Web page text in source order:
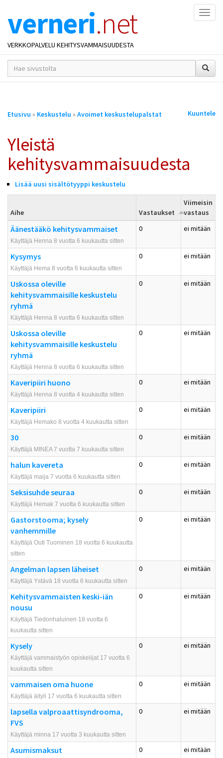
verneri.net
VERKKOPALVELU KEHITYSVAMMAISUUDESTA
hakusana(t)
*
Olet
Etusivu » Keskustelu » Avoimet keskustelupalstat Kuuntele
Yleistä
kehitysvammaisuudesta
Lisää uusi sisältötyyppi keskustelu
Aihe Vastaukset
Viimeisin
vastaus
Äänestääkö kehitysvammaiset
Käyttäjä Henna 8 vuotta 6 kuukautta sitten
0 ei mitään
Kysymys
Käyttäjä Hema 8 vuotta 6 kuukautta sitten
0 ei mitään
Uskossa oleville
kehitysvammaisille keskustelu
ryhmä
Käyttäjä Henna 8 vuotta 6 kuukautta sitten
0 ei mitään
Uskossa oleville
kehitysvammaisille keskustelu
ryhmä
Käyttäjä Henna 8 vuotta 6 kuukautta sitten
0 ei mitään
Kaveripiiri huono
Käyttäjä Henna 8 vuotta 4 kuukautta sitten
0 ei mitään
Kaveripiiri
Käyttäjä Hemako 8 vuotta 4 kuukautta sitten
0 ei mitään
30
Käyttäjä MINEA 7 vuotta 7 kuukautta sitten
0 ei mitään
halun kavereta
Käyttäjä maija 7 vuotta 6 kuukautta sitten
0 ei mitään
Seksisuhde seuraa
Käyttäjä Hemak 7 vuotta 6 kuukautta sitten
0 ei mitään
Gastorstooma; kysely
vanhemmille
Käyttäjä Outi Tuominen 18 vuotta 6 kuukautta
sitten
0 ei mitään
Angelman lapsen läheiset
Käyttäjä Ystävä 18 vuotta 6 kuukautta sitten
0 ei mitään
Kehitysvammaisten keski-iän
nousu
Käyttäjä Tiedonhaluinen 18 vuotta 6
kuukautta sitten
0 ei mitään
Kysely
Käyttäjä vammaistyön opiskelijat 17 vuotta 6
kuukautta sitten
0 ei mitään
vammaisen oma huone
Käyttäjä äityli 17 vuotta 6 kuukautta sitten
0 ei mitään
lapsella valproaattisyndrooma,
FVS
Käyttäjä minna 17 vuotta 3 kuukautta sitten
0 ei mitään
Asumismaksut 0 ei mitään